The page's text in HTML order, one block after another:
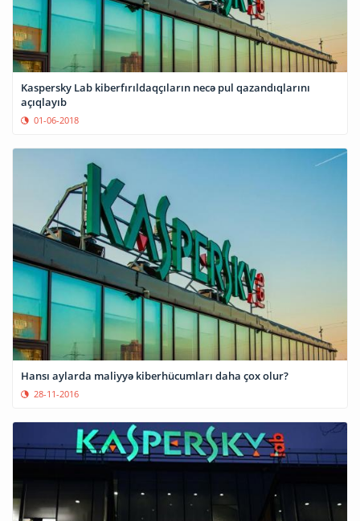
Kaspersky Lab kiberfırıldaqçıların necə pul qazandıqlarını
açıqlayıb
01-06-2018
Hansı aylarda maliyyə kiberhücumları daha çox olur?
28-11-2016